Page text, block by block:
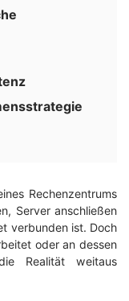
Rechenzentrums
Server anschließen
verbunden ist. Doch
oder an dessen
Realität weitaus